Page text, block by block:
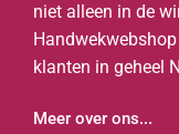
niet alleen in de
klanten in geheel
Meer over ons...